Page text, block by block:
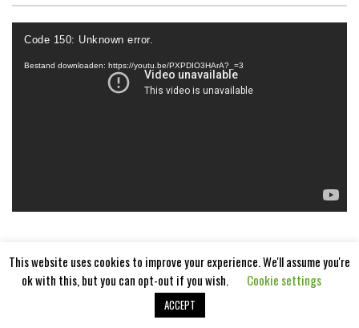
Videospeler
Code 150: Unknown error.
Bestand downloaden: https://youtu.be/PXPDIO3HArA?_=3
Aangedreven door
This website uses cookies to improve your experience. We'll assume you're
ok with this, but you can opt-out if you wish.
Cookie settings
ACCEPT